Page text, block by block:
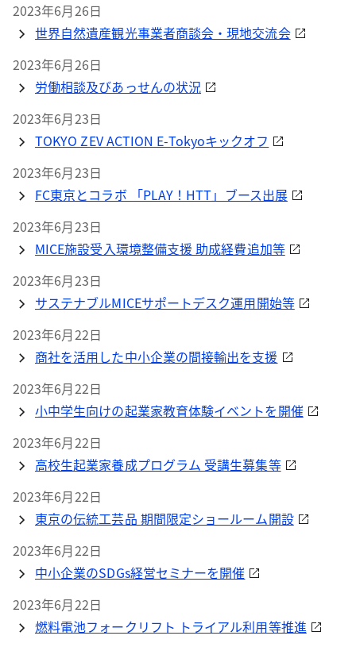
2023年6月26日
世界自然遺産観光事業者商談会・現地交流会
2023年6月26日
労働相談及びあっせんの状況
2023年6月23日
TOKYO ZEV ACTION E-Tokyoキックオフ
2023年6月23日
FC東京とコラボ 「PLAY！HTT」ブース出展
2023年6月23日
MICE施設受入環境整備支援 助成経費追加等
2023年6月23日
サステナブルMICEサポートデスク運用開始等
2023年6月22日
商社を活用した中小企業の間接輸出を支援
2023年6月22日
小中学生向けの起業家教育体験イベントを開催
2023年6月22日
高校生起業家養成プログラム 受講生募集等
2023年6月22日
東京の伝統工芸品 期間限定ショールーム開設
2023年6月22日
中小企業のSDGs経営セミナーを開催
2023年6月22日
燃料電池フォークリフト トライアル利用等推進